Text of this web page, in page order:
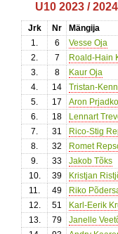
U10 2023 /
Jrk Nr
Mängija
1.
6
Vesse Oja
2.
7
Roald-Hain
3.
8
Kaur Oja
4.
14
Tristan-
5.
17
Aron Prjadko
6.
18
Lennart
7.
31
Rico-Stig
8.
32
Romet
9.
33
Jakob Tõks
10.
39
Kristjan
11.
49
Riko
12.
51
Karl-Eerik
13.
79
Janelle